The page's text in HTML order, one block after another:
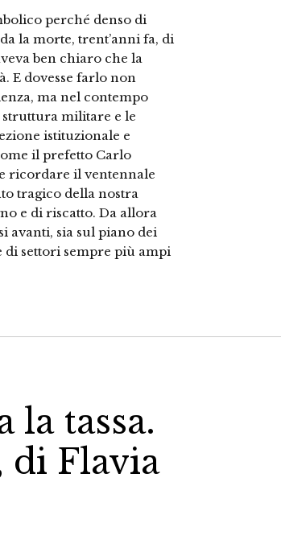
perché denso di
la morte, trent’anni fa, di
ben chiaro che la
E dovesse farlo non
ma nel contempo
militare e le
istituzionale e
il prefetto Carlo
ricordare il ventennale
tragico della nostra
e di riscatto. Da allora
avanti, sia sul piano dei
di settori sempre più ampi
tassa.
di Flavia